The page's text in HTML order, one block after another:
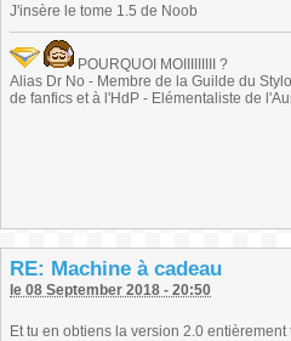
J'insère le tome 1.5 de Noob
POURQUOI MOIIIIIIIII ?
Alias Dr No - Membre de la Guilde du
de fanfics et à l'HdP - Elémentaliste de
RE: Machine à cadeau
le 08 September 2018 - 20:50
Et tu en obtiens la version 2.0